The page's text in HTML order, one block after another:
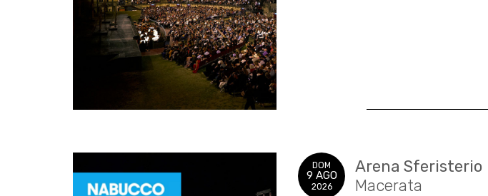
DOM
9 AGO
2026
Arena Sferisterio
Macerata